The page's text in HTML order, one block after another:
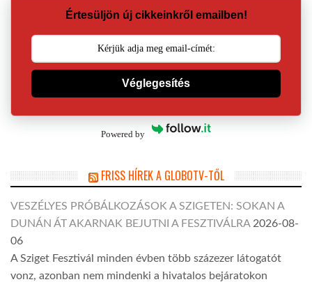
Értesüljön új cikkeinkről emailben!
Véglegesítés
Powered by
FRISS HÍREK A GLOBOTV-TŐL
VESZÉLYES PRÓBÁLKOZÁSOK A SZIGETEN: SOKAN A
DUNÁN ÁT AKARNAK BEJUTNI A FESZTIVÁLRA 2026-08-
06
A Sziget Fesztivál minden évben több százezer látogatót
vonz, azonban nem mindenki a hivatalos bejáratokon